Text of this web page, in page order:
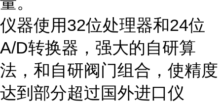
仪器使用32位处理器和24位
A/D转换器，强大的自研算
法，和自研阀门组合，使精度
达到部分超过国外进口仪